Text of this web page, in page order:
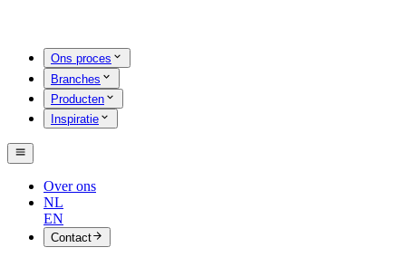
Ons proces
Branches
Producten
Inspiratie
Over ons
NL
EN
Contact